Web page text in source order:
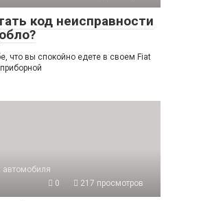
код неисправности
что вы спокойно едете в своем Fiat
автомобиля
0
217 просмотров